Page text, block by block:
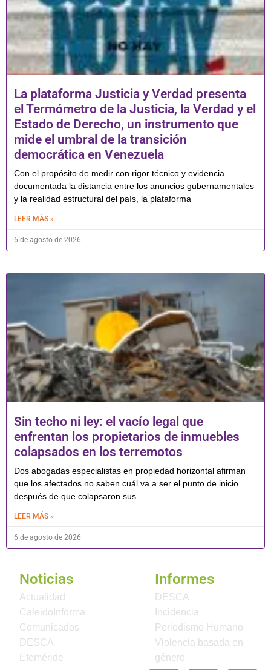
La plataforma Justicia y Verdad presenta
el Termómetro de la Justicia, la Verdad y el
Estado de Derecho, un instrumento que
mide el umbral de la transición
democrática en Venezuela
Con el propósito de medir con rigor técnico y evidencia
documentada la distancia entre los anuncios gubernamentales
y la realidad estructural del país, la plataforma
LEER MÁS »
6 de agosto de 2026
Sin techo ni ley: el vacío legal que
enfrentan los propietarios de inmuebles
colapsados en los terremotos
Dos abogadas especialistas en propiedad horizontal afirman
que los afectados no saben cuál va a ser el punto de inicio
después de que colapsaron sus
LEER MÁS »
6 de agosto de 2026
Noticias
Actualidad
CaleidoInforma
Comunicados
DESCA
Efeméride
Informes
DESCA
Incidencia
Periodismo Humano
Violencia basada en
género